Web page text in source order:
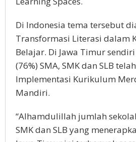
Di Indonesia tema tersebut
Transformasi Literasi dalam
Belajar. Di Jawa Timur
(76%) SMA, SMK dan SLB
Implementasi Kurikulum
Mandiri.
“Alhamdulillah jumlah
SMK dan SLB yang